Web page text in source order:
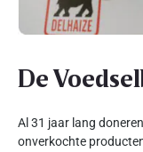
De
Al 31 jaar lang
onverkochte